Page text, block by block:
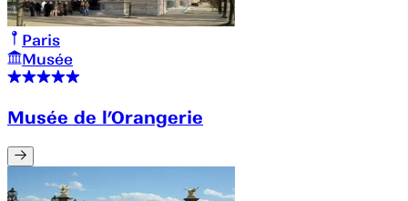
Paris
Musée
Musée de l’Orangerie